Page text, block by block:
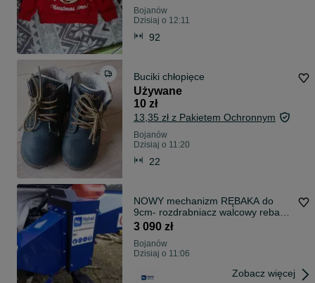
Bojanów
Dzisiaj o 12:11
92
Buciki chłopięce
Używane
10 zł
13,35 zł z Pakietem Ochronnym
Bojanów
Dzisiaj o 11:20
22
NOWY mechanizm RĘBAKA do
9cm- rozdrabniacz walcowy rebak
rembak W100
3 090 zł
Bojanów
Dzisiaj o 11:06
Zobacz więcej